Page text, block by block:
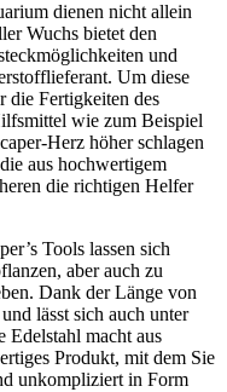
dienen nicht allein
Wuchs bietet den
und
Um diese
die Fertigkeiten des
wie zum Beispiel
Herz höher schlagen
aus hochwertigem
die richtigen Helfer
Tools lassen sich
aber auch zu
Dank der Länge von
lässt sich auch unter
Edelstahl macht aus
Produkt, mit dem Sie
unkompliziert in Form